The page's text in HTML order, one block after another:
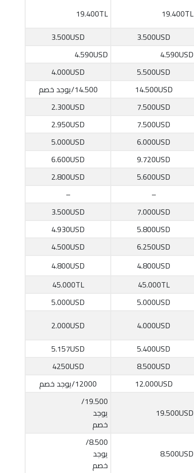
19.400TL
19.400TL
3.500USD
3.500USD
4.590USD
4.590USD
5.500USD
4.000USD
14.500USD
14.500/يوجد خصم
7.500USD
2.300USD
7.500USD
2.950USD
6.000USD
5.000USD
9.720USD
6.600USD
5.600USD
2.800USD
–
–
7.000USD
3.500USD
5.800USD
4.930USD
6.250USD
4.500USD
4.800USD
4.800USD
45.000TL
45.000TL
5.000USD
5.000USD
4.000USD
2.000USD
5.400USD
5.157USD
8.500USD
4250USD
12.000USD
12000/يوجد خصم
19.500USD
19.500/
يوجد
خصم
8.500USD
8.500/
يوجد
خصم